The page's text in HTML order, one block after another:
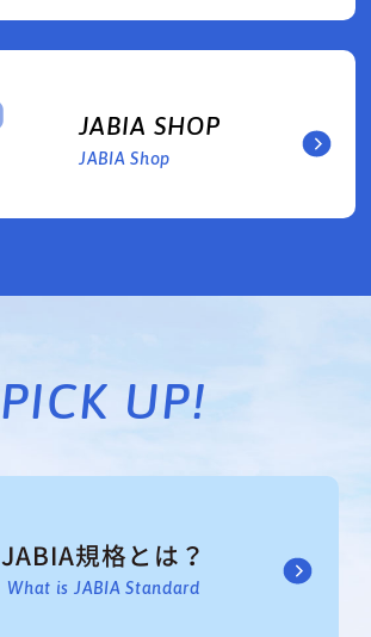
JABIA SHOP
JABIA Shop
PICK UP!
JABIA規格とは？
What is JABIA Standard